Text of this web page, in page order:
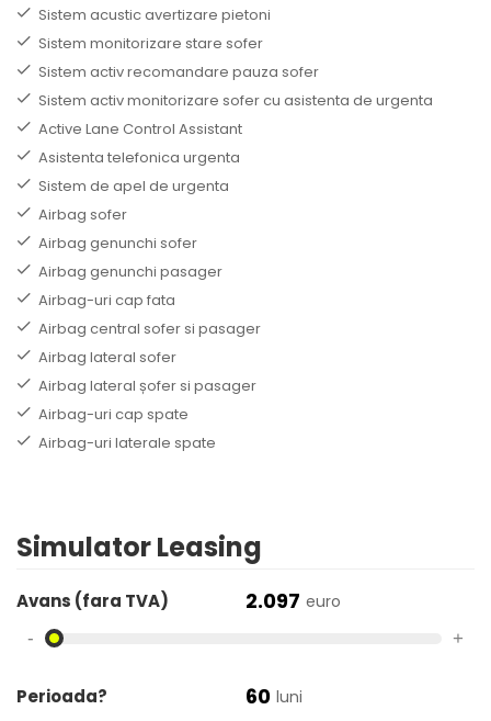
Sistem acustic avertizare pietoni
Sistem monitorizare stare sofer
Sistem activ recomandare pauza sofer
Sistem activ monitorizare sofer cu asistenta de urgenta
Active Lane Control Assistant
Asistenta telefonica urgenta
Sistem de apel de urgenta
Airbag sofer
Airbag genunchi sofer
Airbag genunchi pasager
Airbag-uri cap fata
Airbag central sofer si pasager
Airbag lateral sofer
Airbag lateral șofer si pasager
Airbag-uri cap spate
Airbag-uri laterale spate
Simulator Leasing
Avans (fara TVA) 2.097 euro
- +
Perioada? 60 luni